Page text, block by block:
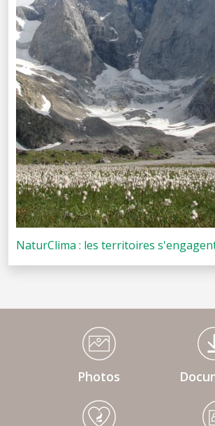
NaturClima : les territoires
Médiathèque Footer
Photos